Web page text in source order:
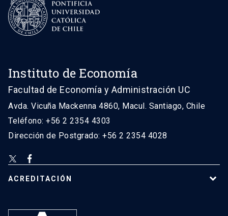
Instituto de Economía
Facultad de Economía y Administración UC
Avda. Vicuña Mackenna 4860, Macul. Santiago, Chile
Teléfono: +56 2 2354 4303
Dirección de Postgrado: +56 2 2354 4028
ACREDITACIÓN